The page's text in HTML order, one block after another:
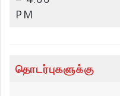
PM
தொடர்புகளுக்கு